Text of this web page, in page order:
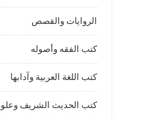
الروايات والقصص
كتب الفقه وأصوله
كتب اللغة العربية وآدابها
كتب الحديث الشريف